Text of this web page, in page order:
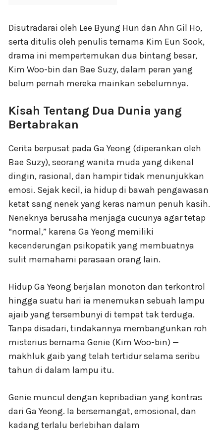
Disutradarai oleh Lee Byung Hun dan Ahn Gil Ho,
serta ditulis oleh penulis ternama Kim Eun Sook,
drama ini mempertemukan dua bintang besar,
Kim Woo-bin dan Bae Suzy, dalam peran yang
belum pernah mereka mainkan sebelumnya.
Kisah Tentang Dua Dunia yang
Bertabrakan
Cerita berpusat pada Ga Yeong (diperankan oleh
Bae Suzy), seorang wanita muda yang dikenal
dingin, rasional, dan hampir tidak menunjukkan
emosi. Sejak kecil, ia hidup di bawah pengawasan
ketat sang nenek yang keras namun penuh kasih.
Neneknya berusaha menjaga cucunya agar tetap
“normal,” karena Ga Yeong memiliki
kecenderungan psikopatik yang membuatnya
sulit memahami perasaan orang lain.
Hidup Ga Yeong berjalan monoton dan terkontrol
hingga suatu hari ia menemukan sebuah lampu
ajaib yang tersembunyi di tempat tak terduga.
Tanpa disadari, tindakannya membangunkan roh
misterius bernama Genie (Kim Woo-bin) —
makhluk gaib yang telah tertidur selama seribu
tahun di dalam lampu itu.
Genie muncul dengan kepribadian yang kontras
dari Ga Yeong. Ia bersemangat, emosional, dan
kadang terlalu berlebihan dalam